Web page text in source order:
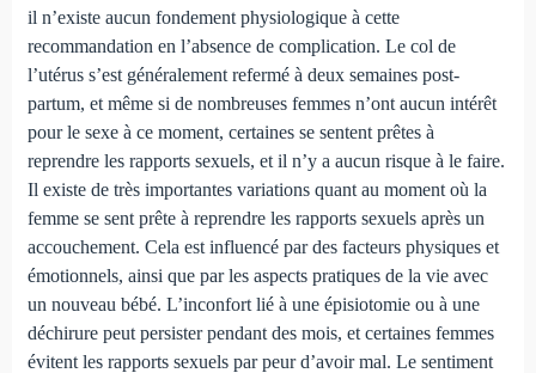
il n’existe aucun fondement physiologique à cette
recommandation en l’absence de complication. Le col de
l’utérus s’est généralement refermé à deux semaines post-
partum, et même si de nombreuses femmes n’ont aucun intérêt
pour le sexe à ce moment, certaines se sentent prêtes à
reprendre les rapports sexuels, et il n’y a aucun risque à le faire.
Il existe de très importantes variations quant au moment où la
femme se sent prête à reprendre les rapports sexuels après un
accouchement. Cela est influencé par des facteurs physiques et
émotionnels, ainsi que par les aspects pratiques de la vie avec
un nouveau bébé. L’inconfort lié à une épisiotomie ou à une
déchirure peut persister pendant des mois, et certaines femmes
évitent les rapports sexuels par peur d’avoir mal. Le sentiment